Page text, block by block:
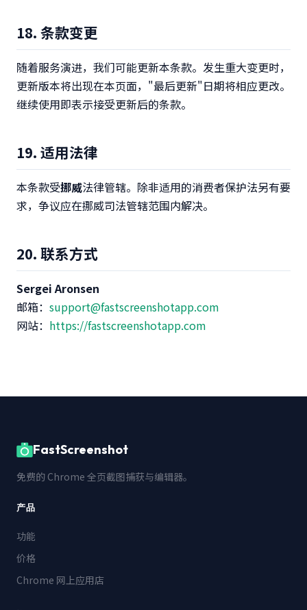
18. 条款变更
随着服务演进，我们可能更新本条款。发生重大变更时，
更新版本将出现在本页面，"最后更新"日期将相应更改。
继续使用即表示接受更新后的条款。
19. 适用法律
本条款受挪威法律管辖。除非适用的消费者保护法另有要
求，争议应在挪威司法管辖范围内解决。
20. 联系方式
Sergei Aronsen
邮箱： support@fastscreenshotapp.com
网站： https://fastscreenshotapp.com
FastScreenshot
免费的 Chrome 全页截图捕获与编辑器。
产品
功能
价格
Chrome 网上应用店